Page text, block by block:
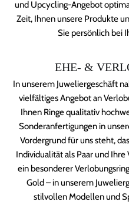
und Upcycling-Angebot
Zeit, Ihnen unsere Produkte
Sie persönlich bei
EHE- &
In unserem Juweliergeschäft
vielfältiges Angebot an
Ihnen Ringe qualitativ
Sonderanfertigungen in
Vordergrund für uns steht,
Individualität als Paar und
ein besonderer
Gold – in unserem
stilvollen Modellen und